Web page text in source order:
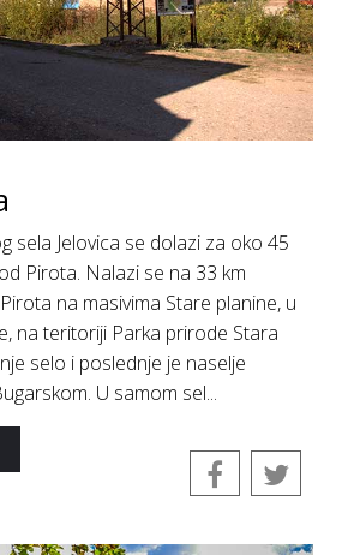
sela Jelovica se dolazi za oko 45
Pirota. Nalazi se na 33 km
na masivima Stare planine, u
na teritoriji Parka prirode Stara
selo i poslednje je naselje
U samom sel...